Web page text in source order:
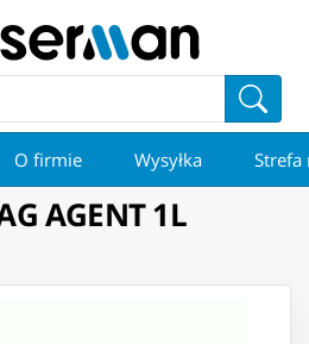
O firmie Wysyłka Strefa
AGENT 1L